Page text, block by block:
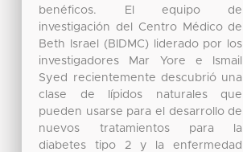
benéficos. El equipo de
investigación del Centro Médico de
Beth Israel (BIDMC) liderado por los
investigadores Mar Yore e Ismail
Syed recientemente descubrió una
clase de lípidos naturales que
pueden usarse para el desarrollo de
nuevos tratamientos para la
diabetes tipo 2 y la enfermedad